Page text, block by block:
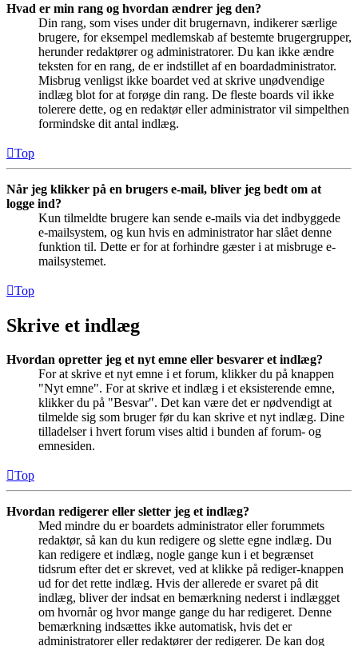
Hvad er min rang og hvordan ændrer jeg den?
Din rang, som vises under dit brugernavn, indikerer særlige
brugere, for eksempel medlemskab af bestemte brugergrupper,
herunder redaktører og administratorer. Du kan ikke ændre
teksten for en rang, de er indstillet af en boardadministrator.
Misbrug venligst ikke boardet ved at skrive unødvendige
indlæg blot for at forøge din rang. De fleste boards vil ikke
tolerere dette, og en redaktør eller administrator vil simpelthen
formindske dit antal indlæg.
Top
Når jeg klikker på en brugers e-mail, bliver jeg bedt om at
logge ind?
Kun tilmeldte brugere kan sende e-mails via det indbyggede
e-mailsystem, og kun hvis en administrator har slået denne
funktion til. Dette er for at forhindre gæster i at misbruge e-
mailsystemet.
Top
Skrive et indlæg
Hvordan opretter jeg et nyt emne eller besvarer et indlæg?
For at skrive et nyt emne i et forum, klikker du på knappen
"Nyt emne". For at skrive et indlæg i et eksisterende emne,
klikker du på "Besvar". Det kan være det er nødvendigt at
tilmelde sig som bruger før du kan skrive et nyt indlæg. Dine
tilladelser i hvert forum vises altid i bunden af forum- og
emnesiden.
Top
Hvordan redigerer eller sletter jeg et indlæg?
Med mindre du er boardets administrator eller forummets
redaktør, så kan du kun redigere og slette egne indlæg. Du
kan redigere et indlæg, nogle gange kun i et begrænset
tidsrum efter det er skrevet, ved at klikke på rediger-knappen
ud for det rette indlæg. Hvis der allerede er svaret på dit
indlæg, bliver der indsat en bemærkning nederst i indlægget
om hvornår og hvor mange gange du har redigeret. Denne
bemærkning indsættes ikke automatisk, hvis det er
administratorer eller redaktører der redigerer. De kan dog